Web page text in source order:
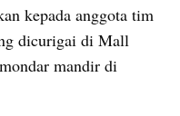
kepada anggota tim
dicurigai di Mall
mandir di